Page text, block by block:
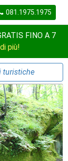
081.1975.1975
FINO A 7
più!
turistiche